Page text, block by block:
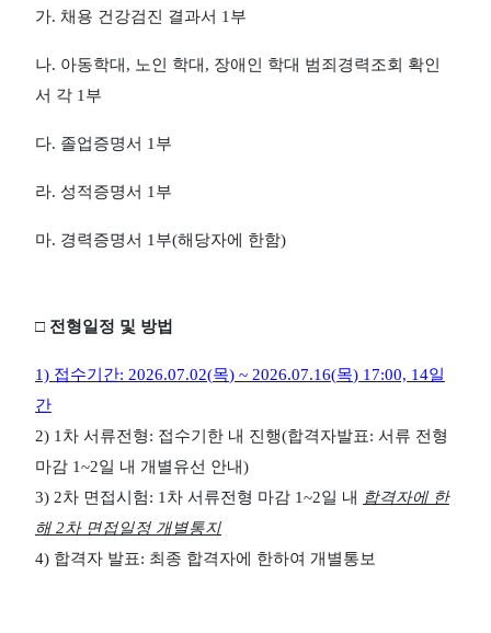
가. 채용 건강검진 결과서 1 부
나. 아동학대 , 노인 학대 , 장애인 학대 범죄경력조회 확인
서 각 1 부
다. 졸업증명서 1 부
라. 성적증명서 1 부
마. 경력증명서 1 부(해당자에 한함)
□ 전형일정 및 방법
1) 접수기간: 2026.07.02(목) ~ 2026.07.16(목) 17:00, 14일
간
2) 1 차 서류전형: 접수기한 내 진행(합격자발표: 서류 전형
마감 1~2일 내 개별유선 안내)
3) 2차 면접시험: 1 차 서류전형 마감 1~2일 내 합격자에 한
해2차 면접일정 개별통지
4) 합격자 발표: 최종 합격자에 한하여 개별통보